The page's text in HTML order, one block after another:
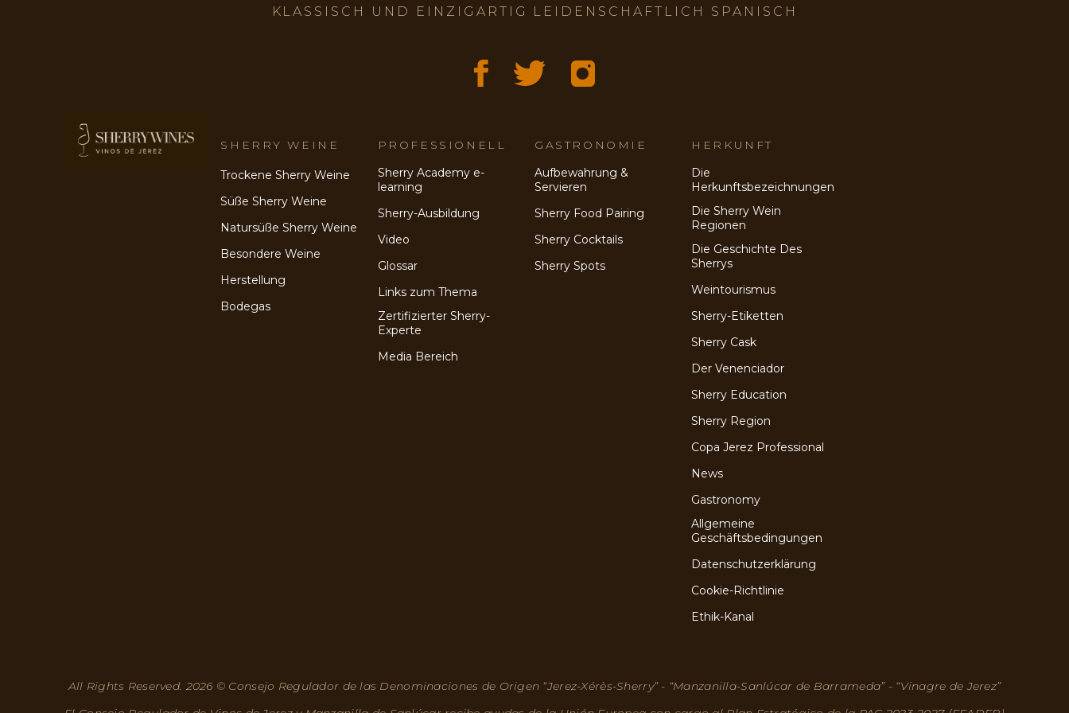
KLASSISCH UND EINZIGARTIG LEIDENSCHAFTLICH SPANISCH
SHERRY WEINE
Trockene Sherry Weine
Süße Sherry Weine
Natursüße Sherry Weine
Besondere Weine
Herstellung
Bodegas
PROFESSIONELL
Sherry Academy e-
learning
Sherry-Ausbildung
Video
Glossar
Links zum Thema
Zertifizierter Sherry-
Experte
Media Bereich
GASTRONOMIE
Aufbewahrung &
Servieren
Sherry Food Pairing
Sherry Cocktails
Sherry Spots
HERKUNFT
Die
Herkunftsbezeichnungen
Die Sherry Wein
Regionen
Die Geschichte Des
Sherrys
Weintourismus
Sherry-Etiketten
Sherry Cask
Der Venenciador
Sherry Education
Sherry Region
Copa Jerez Professional
News
Gastronomy
Allgemeine
Geschäftsbedingungen
Datenschutzerklärung
Cookie-Richtlinie
Ethik-Kanal
All Rights Reserved. 2026 © Consejo Regulador de las Denominaciones de Origen “Jerez-Xérès-Sherry” - “Manzanilla-Sanlúcar de Barrameda” - “Vinagre de Jerez”